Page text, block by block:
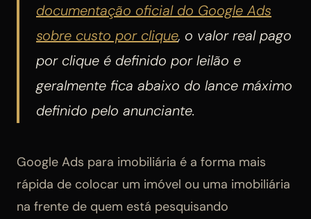
documentação oficial do Google Ads
sobre custo por clique, o valor real pago
por clique é definido por leilão e
geralmente fica abaixo do lance máximo
definido pelo anunciante.
Google Ads para imobiliária é a forma mais
rápida de colocar um imóvel ou uma imobiliária
na frente de quem está pesquisando